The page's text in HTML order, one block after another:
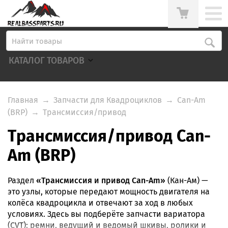
КАТАЛОГ ТОВАРОВ
Главная → Запчасти для Квадроциклов → Can-Am
(BRP) → Трансмиссия/привод
Трансмиссия/привод Can-
Am (BRP)
Раздел «Трансмиссия и привод Can-Am» (Кан-Ам) —
это узлы, которые передают мощность двигателя на
колёса квадроцикла и отвечают за ход в любых
условиях. Здесь вы подберёте запчасти вариатора
(CVT): ремни, ведущий и ведомый шкивы, ролики и